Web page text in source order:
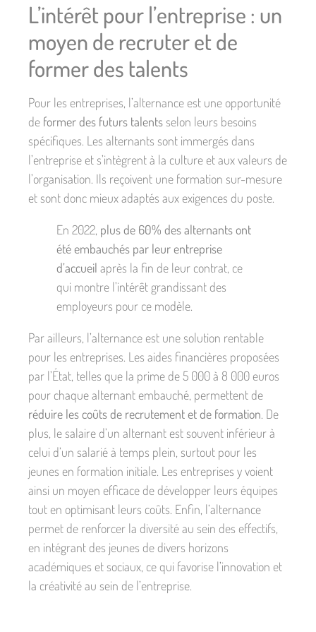
L’intérêt pour l’entreprise : un
moyen de recruter et de
former des talents
Pour les entreprises, l’alternance est une opportunité
de former des futurs talents selon leurs besoins
spécifiques. Les alternants sont immergés dans
l’entreprise et s’intègrent à la culture et aux valeurs de
l’organisation. Ils reçoivent une formation sur-mesure
et sont donc mieux adaptés aux exigences du poste.
En 2022, plus de 60% des alternants ont
été embauchés par leur entreprise
d’accueil après la fin de leur contrat, ce
qui montre l’intérêt grandissant des
employeurs pour ce modèle.
Par ailleurs, l’alternance est une solution rentable
pour les entreprises. Les aides financières proposées
par l’État, telles que la prime de 5 000 à 8 000 euros
pour chaque alternant embauché, permettent de
réduire les coûts de recrutement et de formation. De
plus, le salaire d’un alternant est souvent inférieur à
celui d’un salarié à temps plein, surtout pour les
jeunes en formation initiale. Les entreprises y voient
ainsi un moyen efficace de développer leurs équipes
tout en optimisant leurs coûts. Enfin, l’alternance
permet de renforcer la diversité au sein des effectifs,
en intégrant des jeunes de divers horizons
académiques et sociaux, ce qui favorise l’innovation et
la créativité au sein de l’entreprise.